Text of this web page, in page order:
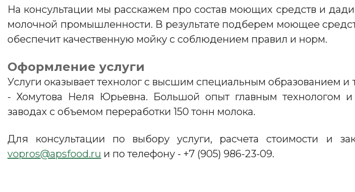
На консультации мы расскажем про состав моющих средств и
молочной промышленности. В результате подберем моющее
обеспечит качественную мойку с соблюдением правил и норм.
Оформление услуги
Услуги оказывает технолог с высшим специальным образованием
- Хомутова Неля Юрьевна. Большой опыт главным технологом
заводах с объемом переработки 150 тонн молока.
Для консультации по выбору услуги, расчета стоимости и
vopros@apsfood.ru и по телефону - +7 (905) 986-23-09.